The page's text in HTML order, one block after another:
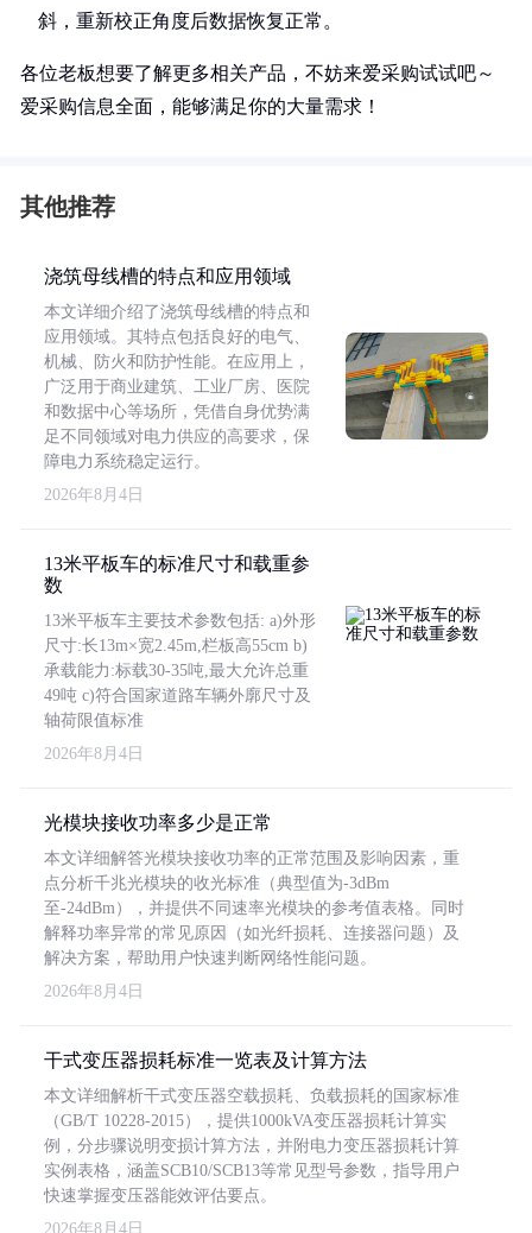
斜，重新校正角度后数据恢复正常。
各位老板想要了解更多相关产品，不妨来爱采购试试吧～
爱采购信息全面，能够满足你的大量需求！
其他推荐
浇筑母线槽的特点和应用领域
本文详细介绍了浇筑母线槽的特点和
应用领域。其特点包括良好的电气、
机械、防火和防护性能。在应用上，
广泛用于商业建筑、工业厂房、医院
和数据中心等场所，凭借自身优势满
足不同领域对电力供应的高要求，保
障电力系统稳定运行。
2026年8月4日
13米平板车的标准尺寸和载重参
数
13米平板车主要技术参数包括: a)外形
尺寸:长13m×宽2.45m,栏板高55cm b)
承载能力:标载30-35吨,最大允许总重
49吨 c)符合国家道路车辆外廓尺寸及
轴荷限值标准
2026年8月4日
光模块接收功率多少是正常
本文详细解答光模块接收功率的正常范围及影响因素，重
点分析千兆光模块的收光标准（典型值为-3dBm
至-24dBm），并提供不同速率光模块的参考值表格。同时
解释功率异常的常见原因（如光纤损耗、连接器问题）及
解决方案，帮助用户快速判断网络性能问题。
2026年8月4日
干式变压器损耗标准一览表及计算方法
本文详细解析干式变压器空载损耗、负载损耗的国家标准
（GB/T 10228-2015），提供1000kVA变压器损耗计算实
例，分步骤说明变损计算方法，并附电力变压器损耗计算
实例表格，涵盖SCB10/SCB13等常见型号参数，指导用户
快速掌握变压器能效评估要点。
2026年8月4日